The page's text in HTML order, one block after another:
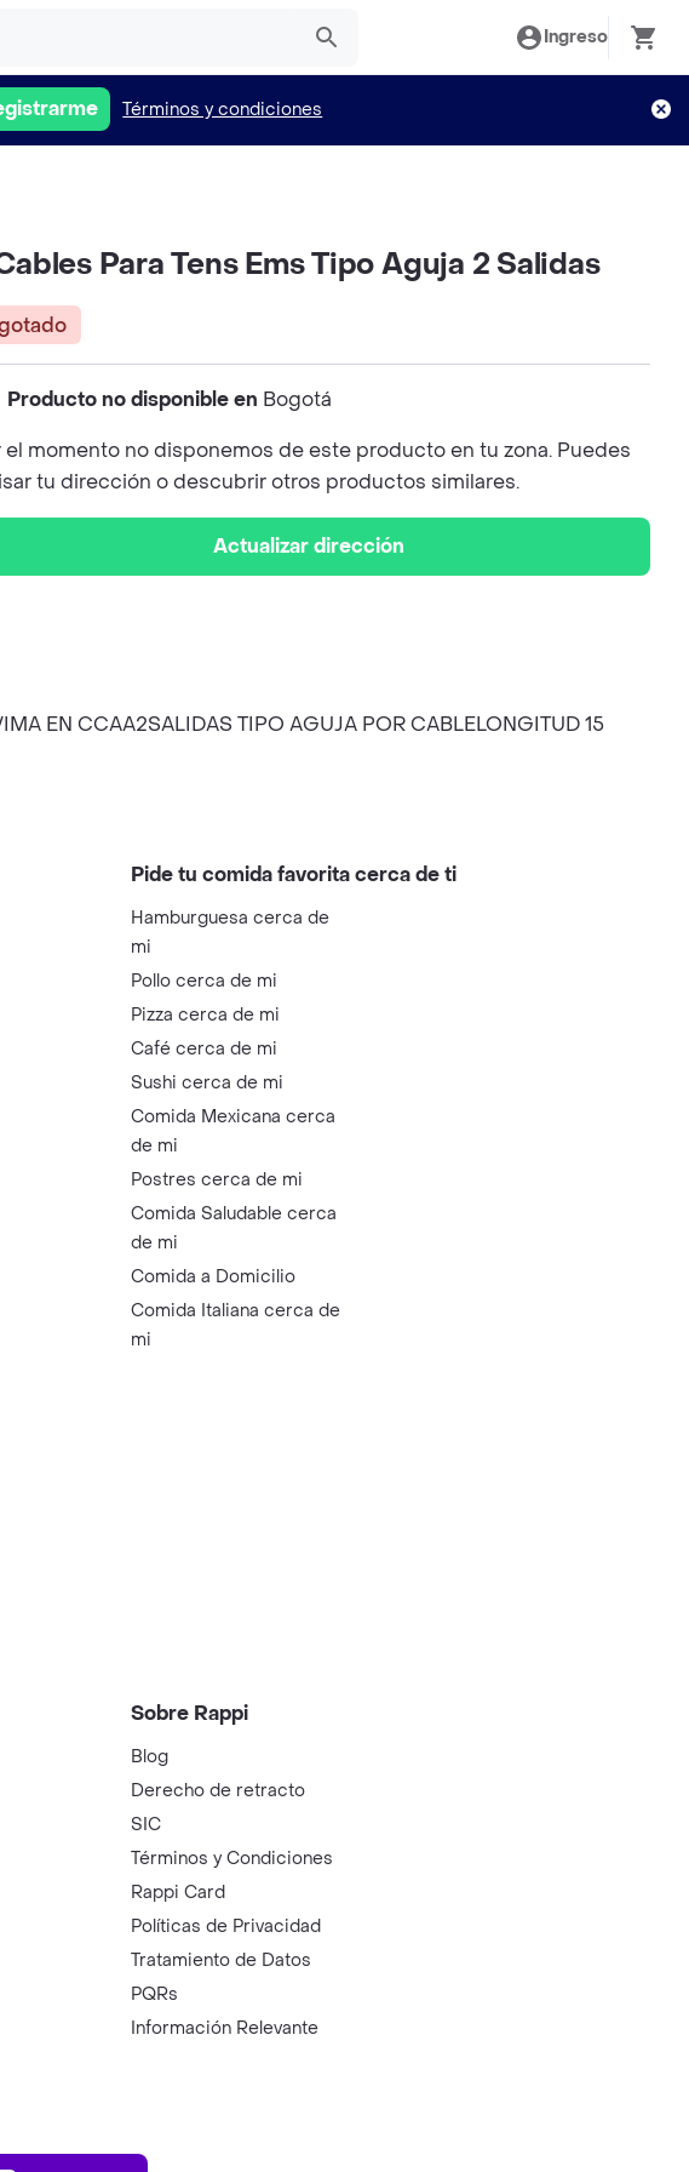
Ingreso
Términos y condiciones
Para Tens Ems Tipo Aguja 2 Salidas
Producto no disponible en Bogotá
el momento no disponemos de este producto en tu zona. Puedes
tu dirección o descubrir otros productos similares.
Actualizar dirección
CCAA2SALIDAS TIPO AGUJA POR CABLELONGITUD 15
Pide tu comida favorita cerca de ti
Hamburguesa cerca de
mi
Pollo cerca de mi
Pizza cerca de mi
Café cerca de mi
Sushi cerca de mi
Comida Mexicana cerca
de mi
Postres cerca de mi
Comida Saludable cerca
de mi
Comida a Domicilio
Comida Italiana cerca de
mi
Sobre Rappi
Blog
Derecho de retracto
SIC
Términos y Condiciones
Rappi Card
Políticas de Privacidad
Tratamiento de Datos
PQRs
Información Relevante
AppGallery